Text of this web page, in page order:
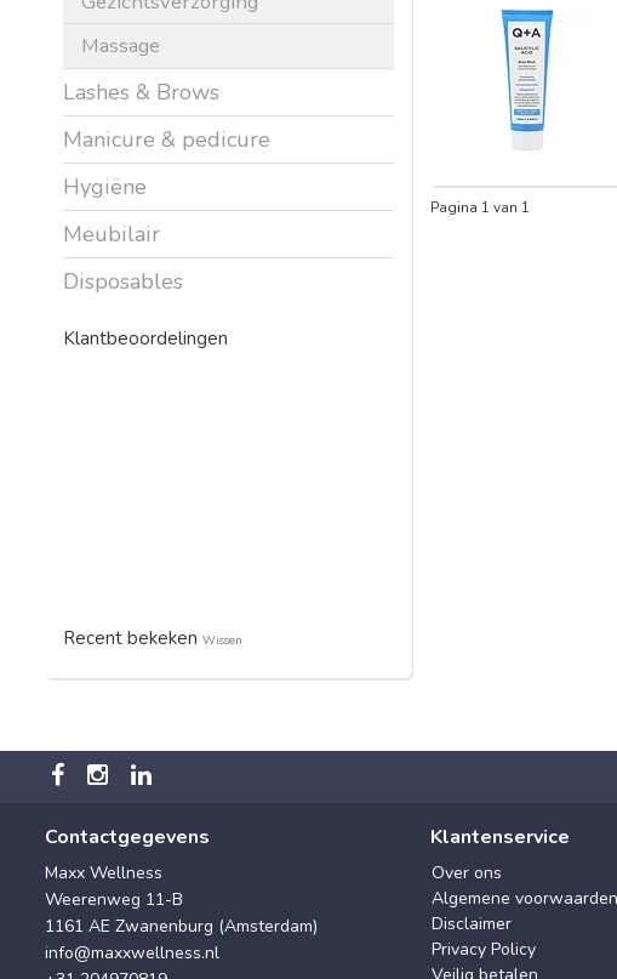
Massage
Lashes & Brows
Manicure & pedicure
Hygiëne
Meubilair
Disposables
Klantbeoordelingen
Recent bekeken Wissen
Pagina 1 van 1
Contactgegevens
Maxx Wellness
Weerenweg 11-B
1161 AE Zwanenburg (Amsterdam)
info@maxxwellness.nl
Klantenservice
Over ons
Algemene voorwaarden
Disclaimer
Privacy Policy
Veilig betalen